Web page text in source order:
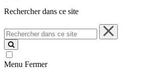
Rechercher dans ce site
Rechercher
dans
ce
site
Menu Fermer